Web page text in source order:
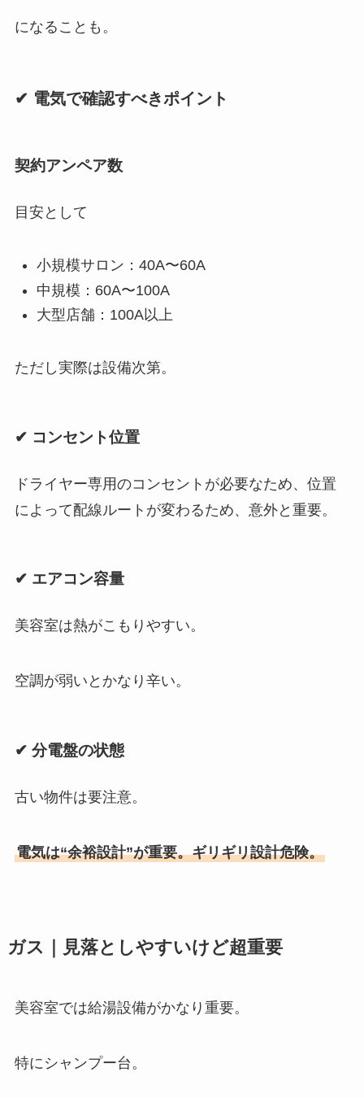
になることも。
✔ 電気で確認すべきポイント
契約アンペア数
目安として
小規模サロン：40A〜60A
中規模：60A〜100A
大型店舗：100A以上
ただし実際は設備次第。
✔ コンセント位置
ドライヤー専用のコンセントが必要なため、位置
によって配線ルートが変わるため、意外と重要。
✔ エアコン容量
美容室は熱がこもりやすい。
空調が弱いとかなり辛い。
✔ 分電盤の状態
古い物件は要注意。
電気は“余裕設計”が重要。ギリギリ設計危険。
ガス｜見落としやすいけど超重要
美容室では給湯設備がかなり重要。
特にシャンプー台。